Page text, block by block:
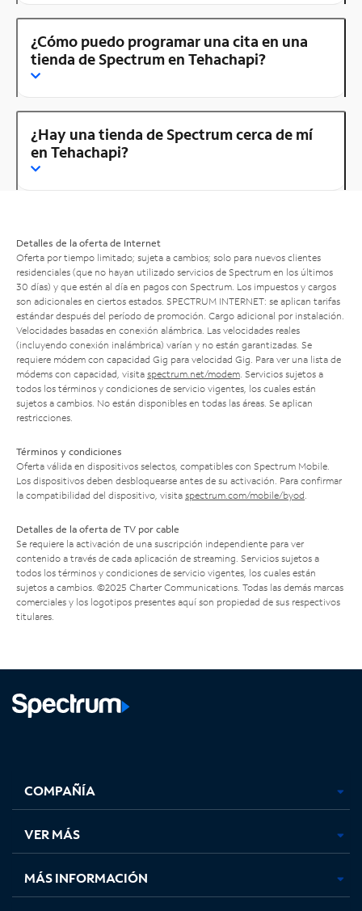
¿Cómo puedo programar una cita en una
tienda de Spectrum en Tehachapi?
¿Hay una tienda de Spectrum cerca de mí
en Tehachapi?
Detalles de la oferta de Internet
Oferta por tiempo limitado; sujeta a cambios; solo para nuevos clientes
residenciales (que no hayan utilizado servicios de Spectrum en los últimos
30 días) y que estén al día en pagos con Spectrum. Los impuestos y cargos
son adicionales en ciertos estados. SPECTRUM INTERNET: se aplican tarifas
estándar después del período de promoción. Cargo adicional por instalación.
Velocidades basadas en conexión alámbrica. Las velocidades reales
(incluyendo conexión inalámbrica) varían y no están garantizadas. Se
requiere módem con capacidad Gig para velocidad Gig. Para ver una lista de
módems con capacidad, visita spectrum.net/modem . Servicios sujetos a
todos los términos y condiciones de servicio vigentes, los cuales están
sujetos a cambios. No están disponibles en todas las áreas. Se aplican
restricciones.
Términos y condiciones
Oferta válida en dispositivos selectos, compatibles con Spectrum Mobile.
Los dispositivos deben desbloquearse antes de su activación. Para confirmar
la compatibilidad del dispositivo, visita spectrum.com/mobile/byod
Detalles de la oferta de TV por cable
Se requiere la activación de una suscripción independiente para ver
contenido a través de cada aplicación de streaming. Servicios sujetos a
todos los términos y condiciones de servicio vigentes, los cuales están
sujetos a cambios. ©2025 Charter Communications. Todas las demás marcas
comerciales y los logotipos presentes aquí son propiedad de sus respectivos
titulares.
abre
en
pestaña
nueva
abre
en
pestaña
nueva
abre
en
pestaña
nueva
en
nueva
COMPAÑÍA
VER MÁS
MÁS INFORMACIÓN